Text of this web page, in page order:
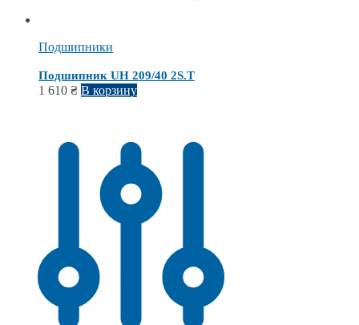
Подшипники
Подшипник UH 209/40 2S.T
1 610 ₴ В корзину